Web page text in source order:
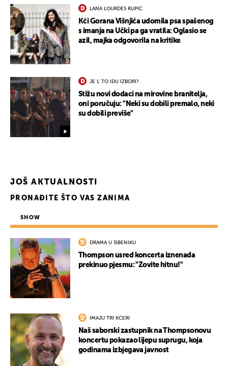
LANA LOURDES RUPIĆ
Kći Gorana Višnjića udomila psa spašenog
s imanja na Učki pa ga vratila: Oglasio se
azil, majka odgovorila na kritike
JE L' TO IDU IZBORI?
Stižu novi dodaci na mirovine branitelja,
oni poručuju: "Neki su dobili premalo, neki
su dobili previše"
JOŠ AKTUALNOSTI
PRONAĐITE ŠTO VAS ZANIMA
SHOW
DRAMA U ŠIBENIKU
Thompson usred koncerta iznenada
prekinuo pjesmu: "Zovite hitnu!"
IMAJU TRI KĆERI
Naš saborski zastupnik na Thompsonovu
koncertu pokazao lijepu suprugu, koja
godinama izbjegava javnost